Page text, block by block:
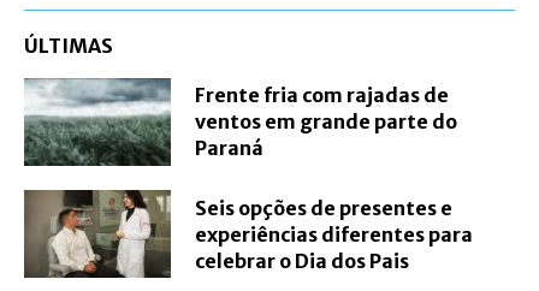
ÚLTIMAS
Frente fria com rajadas de
ventos em grande parte do
Paraná
Seis opções de presentes e
experiências diferentes para
celebrar o Dia dos Pais